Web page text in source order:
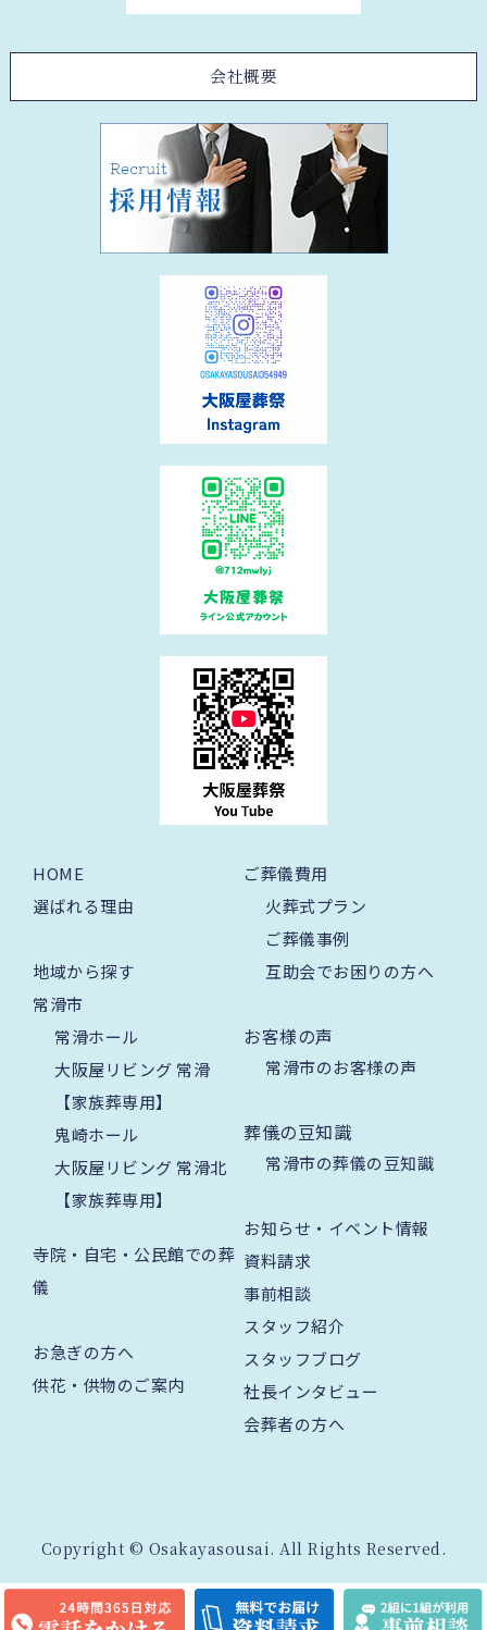
会社概要
HOME
選ばれる理由
地域から探す
常滑市
常滑ホール
大阪屋リビング 常滑
【家族葬専用】
鬼崎ホール
大阪屋リビング 常滑北
【家族葬専用】
寺院・自宅・公民館での葬
儀
お急ぎの方へ
供花・供物のご案内
ご葬儀費用
火葬式プラン
ご葬儀事例
互助会でお困りの方へ
お客様の声
常滑市のお客様の声
葬儀の豆知識
常滑市の葬儀の豆知識
お知らせ・イベント情報
資料請求
事前相談
スタッフ紹介
スタッフブログ
社長インタビュー
会葬者の方へ
Copyright © Osakayasousai. All Rights Reserved.